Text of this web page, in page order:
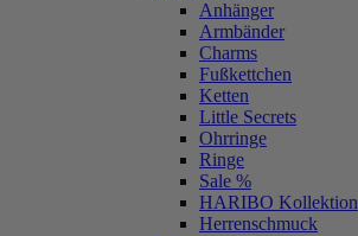
Anhänger
Armbänder
Charms
Fußkettchen
Ketten
Little Secrets
Ohrringe
Ringe
Sale %
HARIBO Kollektion
Herrenschmuck